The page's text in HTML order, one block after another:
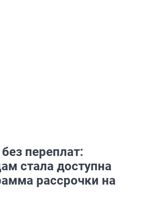
переплат:
стала доступна
рассрочки на